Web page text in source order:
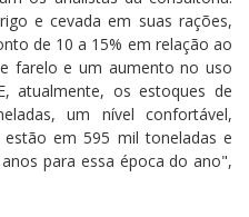
e cevada em suas rações,
de 10 a 15% em relação ao
farelo e um aumento no uso
atualmente, os estoques de
um nível confortável,
em 595 mil toneladas e
para essa época do ano",